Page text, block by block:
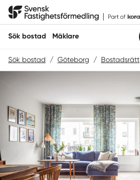
Hoppa
Svensk Fastighetsförmedling
Sök bostad Mäklare
Sök bostad
Hitta mäklare
Sälja
Köpa
Guider
Sök bostad / Göteborg / Bostadsrätt